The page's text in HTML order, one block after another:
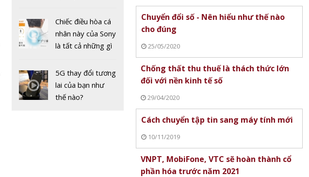
Chiếc điều hòa cá
nhân này của Sony
là tất cả những gì
sót qua mùa hè
nóng nực
5G thay đổi tương
lai của bạn như
thế nào?
Chuyển đổi số - Nên hiểu như thế nào
cho đúng
25/05/2020
Chống thất thu thuế là thách thức lớn
đối với nền kinh tế số
29/04/2020
Cách chuyển tập tin sang máy tính mới
10/11/2019
VNPT, MobiFone, VTC sẽ hoàn thành cổ
phần hóa trước năm 2021